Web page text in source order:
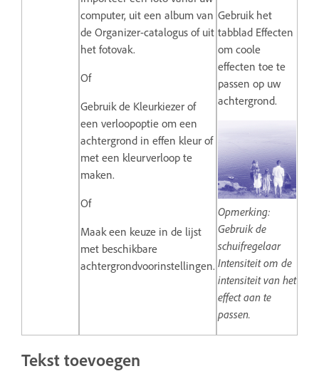
computer, uit een album van
de Organizer-catalogus of uit
het fotovak.
Of
Gebruik de Kleurkiezer of
een verloopoptie om een
achtergrond in effen kleur of
met een kleurverloop te
maken.
Of
Maak een keuze in de lijst
met beschikbare
achtergrondvoorinstellingen.
Gebruik het
tabblad Effecten
om coole
effecten toe te
passen op uw
achtergrond.
Opmerking:
Gebruik de
schuifregelaar
Intensiteit om de
intensiteit van het
effect aan te
passen.
Tekst toevoegen